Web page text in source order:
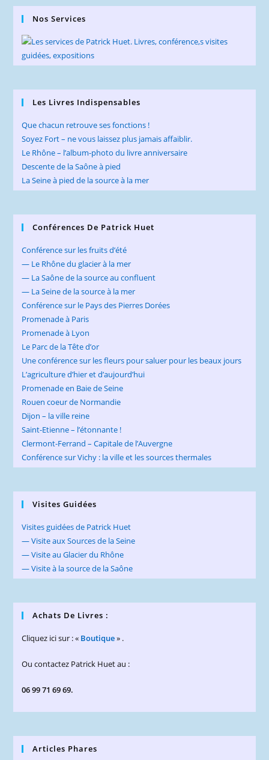
Nos Services
Les Livres Indispensables
Que chacun retrouve ses fonctions !
Soyez Fort – ne vous laissez plus jamais affaiblir.
Le Rhône – l’album-photo du livre anniversaire
Descente de la Saône à pied
La Seine à pied de la source à la mer
Conférences De Patrick Huet
Conférence sur les fruits d’été
— Le Rhône du glacier à la mer
— La Saône de la source au confluent
— La Seine de la source à la mer
Conférence sur le Pays des Pierres Dorées
Promenade à Paris
Promenade à Lyon
Le Parc de la Tête d’or
Une conférence sur les fleurs pour saluer pour les beaux jours
L’agriculture d’hier et d’aujourd’hui
Promenade en Baie de Seine
Rouen coeur de Normandie
Dijon – la ville reine
Saint-Etienne – l’étonnante !
Clermont-Ferrand – Capitale de l’Auvergne
Conférence sur Vichy : la ville et les sources thermales
Visites Guidées
Visites guidées de Patrick Huet
— Visite aux Sources de la Seine
— Visite au Glacier du Rhône
— Visite à la source de la Saône
Achats De Livres :
Cliquez ici sur : « Boutique» .
Ou contactez Patrick Huet au :
06 99 71 69 69.
Articles Phares